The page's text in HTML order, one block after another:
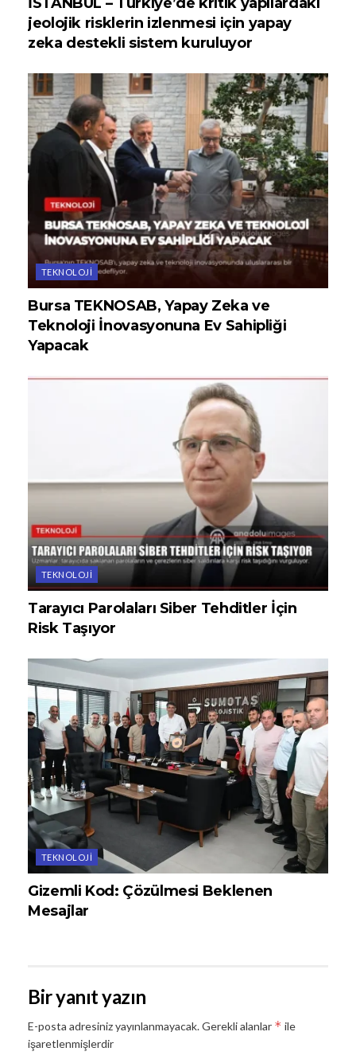
jeolojik risklerin izlenmesi için yapay
zeka destekli sistem kuruluyor
TEKNOLOJI
Bursa TEKNOSAB, Yapay Zeka ve
Teknoloji İnovasyonuna Ev Sahipliği
Yapacak
TEKNOLOJI
Tarayıcı Parolaları Siber Tehditler İçin
Risk Taşıyor
TEKNOLOJI
Gizemli Kod: Çözülmesi Beklenen
Mesajlar
Bir yanıt yazın
E-posta adresiniz yayınlanmayacak.Gerekli alanlar * ile
işaretlenmişlerdir